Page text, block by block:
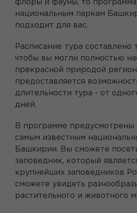
флоры и фауны, то
национальным паркам
подходит для вас.
Расписание тура составлено
чтобы вы могли полностью
прекрасной природой
предоставляется
длительности тура - от
дней.
В программе предусмотрены
самым известным
Башкирии. Вы сможете
заповедник, который
крупнейших заповедников
сможете увидеть
растительного и животного